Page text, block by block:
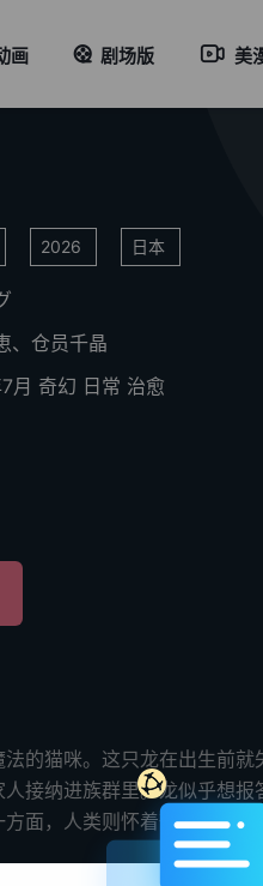
画 剧场版 美
2026 日本
、仓员千晶
月 奇幻 日常 治愈
的猫咪。这只龙在出生前
接纳进族群里。龙似乎想
面，人类则怀着敬畏之心